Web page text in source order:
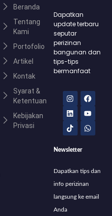
Beranda
Tentang
Kami
Portofolio
Artikel
Kontak
Syarat &
Ketentuan
Kebijakan
Privasi
Dapatkan
update terbaru
seputar
perizinan
bangunan dan
tips-tips
bermanfaat
I
n
s
t
a
g
r
a
m
F
a
c
e
b
o
o
L
i
n
k
e
d
i
n
Y
o
u
t
u
b
e
T
i
k
t
o
k
W
h
a
t
s
a
p
Newsletter
Dapatkan tips dan
info perizinan
langsung ke email
Anda